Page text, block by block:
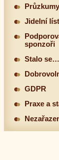
Jidelní
sponzoři
Stalo se…
GDPR
Praxe a